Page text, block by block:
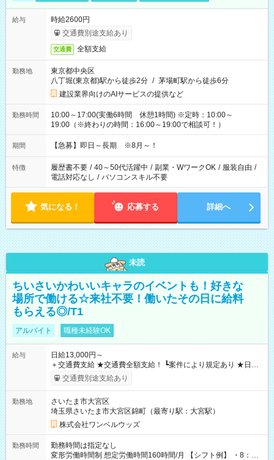
給与
時給2600円
交通費別途支給あり
交通費 全額支給
勤務地
東京都中央区
八丁堀(東京都)駅から徒歩2分 / 茅場町駅から徒歩6分
建設業界向けのAIサービスの提供など
勤務時間
10:00～17:00(実働6時間 休憩1時間) ※定時：10:00～
19:00（※終わりの時間：16:00～19:00で相談可！）
期間 【急募】即日～長期 ※8月～！
特徴 履歴書不要 / 40～50代活躍中 / 副業・WワークOK / 服装自由 /
電話対応なし / パソコンスキル不要
気になる！ 応募する 詳細へ
未読
ちいさいかわいいキャラのイベントも！好きな
場所で働ける☆来社不要！働いたその日に給料
もらえる◎/T1
アルバイト 職種未経験OK
給与
日給13,000円～
＋交通費支給 ★交通費全額支給！ ┗案件により規定あり ★日払
いOK！（規定あり） ┗働いたその日に現金GET♪ お仕事後はコ
ンビニATMから 日払い分を引き落とせます！ 【試用期間】試
交通費別途支給あり
勤務地
さいたま市大宮区
埼玉県さいたま市大宮区錦町（最寄り駅：大宮駅）
株式会社ワンベルウッズ
勤務時間
勤務時間は指定なし
変形労働時間制 想定労働時間160時間/月 【シフト例】 ・8：00